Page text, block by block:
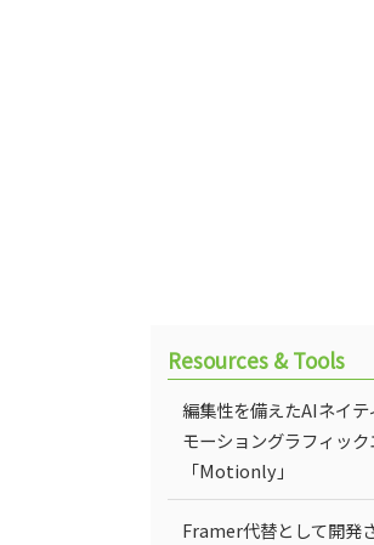
Resources & Tools
編集性を備えたAIネイ
モーショングラフィック
「Motionly」
Framer代替として開発